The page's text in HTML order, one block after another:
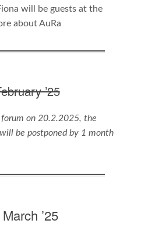
will be guests at the
about AuRa
’25
on 20.2.2025, the
be postponed by 1 month
’25